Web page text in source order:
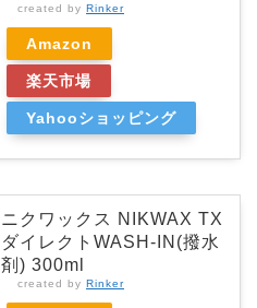
created by Rinker
Amazon
楽天市場
Yahooショッピング
ニクワックス NIKWAX TX
ダイレクトWASH-IN(撥水
剤) 300ml
created by Rinker